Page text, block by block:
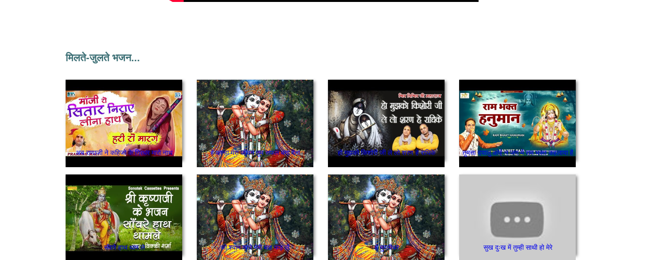
मिलते-जुलते भजन...
अब राणाजी ने कहिजो के गिरधर मारो नाथ हे कान्हा मेरा जीवन तुम सफल बना देना हो मुझको किशोरी जी ले लो शरण हे राधिके तुमसा दयालु कोई न जग में राम भक्त कहलाया है
सँवारे हाथ थाम ले ओ श्याम प्यारे मेरी बांह फड़ लै हे मुरलीधर सुख दुःख में तुम्ही साथी हो मेरे